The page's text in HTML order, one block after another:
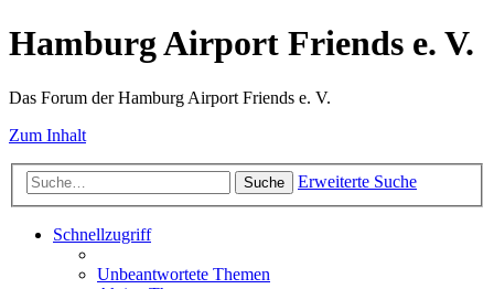
Hamburg Airport Friends e. V.
Das Forum der Hamburg Airport Friends e. V.
Zum Inhalt
Suche Erweiterte Suche
Schnellzugriff
Unbeantwortete Themen